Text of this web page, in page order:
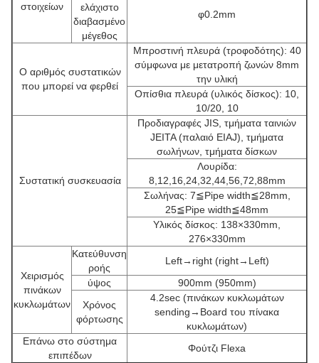
στοιχείων
ελάχιστο
διαβασμένο
μέγεθος
φ0.2mm
Ο αριθμός συστατικών
που μπορεί να φερθεί
Μπροστινή πλευρά (τροφοδότης): 40
σύμφωνα με μετατροπή ζωνών 8mm
την υλική
Οπίσθια πλευρά (υλικός δίσκος): 10,
10/20, 10
Συστατική συσκευασία
Προδιαγραφές JIS, τμήματα ταινιών
JEITA (παλαιό EIAJ), τμήματα
σωλήνων, τμήματα δίσκων
Λουρίδα:
8,12,16,24,32,44,56,72,88mm
Σωλήνας: 7≦Pipe width≦28mm,
25≦Pipe width≦48mm
Υλικός δίσκος: 138×330mm,
276×330mm
Χειρισμός
πινάκων
κυκλωμάτων
Κατεύθυνση
ροής
Left→right (right→Left)
ύψος
900mm (950mm)
Χρόνος
φόρτωσης
4.2sec (πινάκων κυκλωμάτων
sending→Board του πίνακα
κυκλωμάτων)
Επάνω στο σύστημα
επιπέδων
Φούτζι Flexa